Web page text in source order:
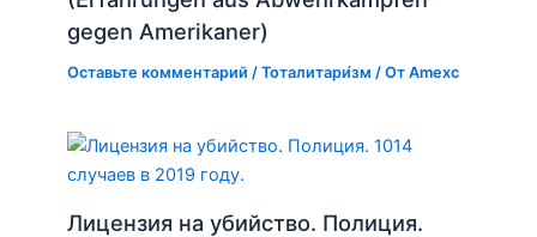
gegen Amerikaner)
Оставьте комментарий /Тоталитари́зм / ОтAmexc
Лицензия на убийство. Полиция.